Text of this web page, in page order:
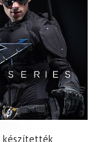
készítették